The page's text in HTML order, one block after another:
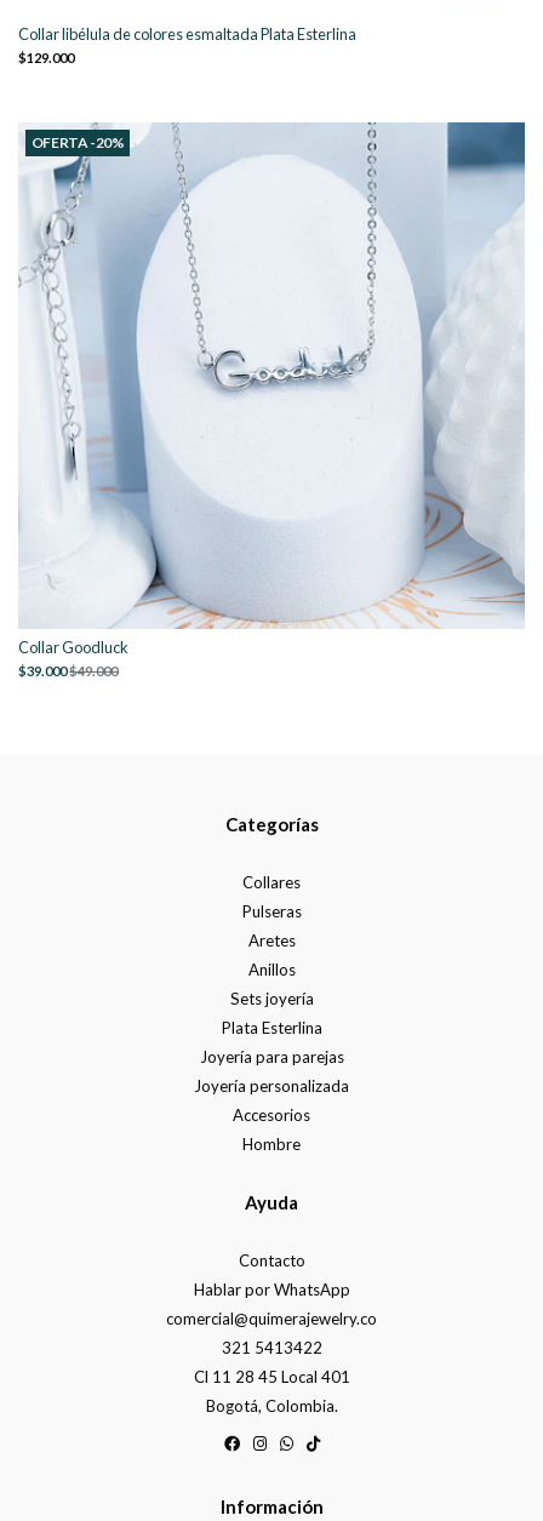
Collar libélula de colores esmaltada Plata Esterlina
$129.000
OFERTA -20%
Collar Goodluck
$39.000$49.000
Categorías
Collares
Pulseras
Aretes
Anillos
Sets joyería
Plata Esterlina
Joyería para parejas
Joyería personalizada
Accesorios
Hombre
Ayuda
Contacto
Hablar por WhatsApp
comercial@quimerajewelry.co
321 5413422
Cl 11 28 45 Local 401
Bogotá, Colombia.
Información